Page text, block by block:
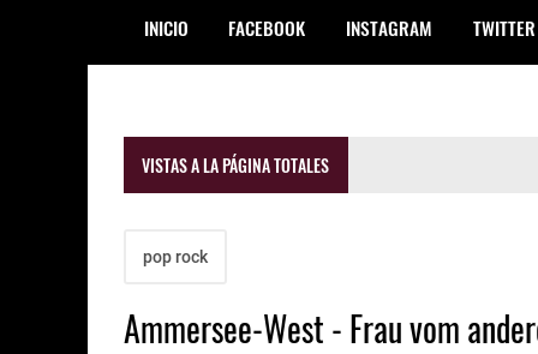
INICIO FACEBOOK INSTAGRAM TWITTER
VISTAS A LA PÁGINA TOTALES
pop rock
Ammersee-West - Frau vom